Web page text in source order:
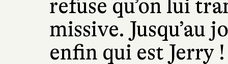
refuse qu’on lui
missive. Jusqu’au
enfin qui est Jerry